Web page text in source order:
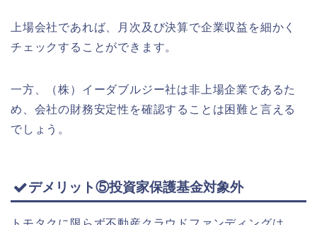
上場会社であれば、月次及び決算で企業収益を細かく
チェックすることができます。
一方、（株）イーダブルジー社は非上場企業であるた
め、会社の財務安定性を確認することは困難と言える
でしょう。
デメリット⑤投資家保護基金対象外